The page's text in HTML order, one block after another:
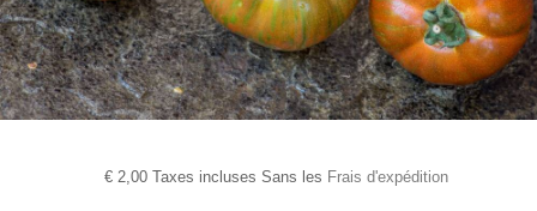
€2,00 Taxes incluses Sans les Frais d'expédition